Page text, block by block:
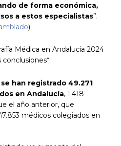
de forma económica,
a estos especialistas”.
)
Médica en Andalucía 2024
han registrado 49.271
en Andalucía, 1.418
el año anterior, que
médicos colegiados en